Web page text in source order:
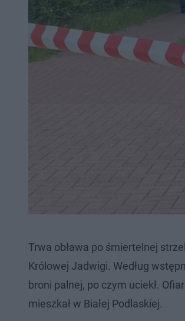
Trwa obława po śmiertelnej
Królowej Jadwigi. Według
broni palnej, po czym uciekł.
mieszkał w Białej Podlaskiej.